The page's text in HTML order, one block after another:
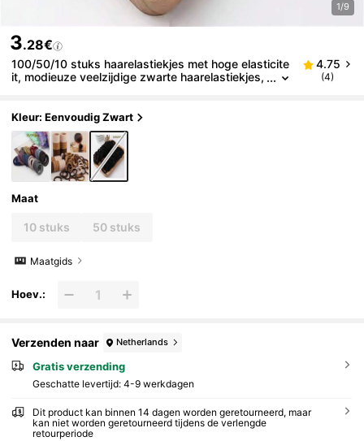
1/9
3.28€
100/50/10 stuks haarelastiekjes met hoge elasticite
it, modieuze veelzijdige zwarte haarelastiekjes,
tyling, haarsieraden, haarsieraden voor dames, spor
t, thuis, kantoor, campus, geschikt voor meerdere s
cenario's
4.75
(4)
Kleur: Eenvoudig Zwart
Maat
10 stuks 50 stuks
Maatgids
Hoev.:
Verzenden naar Netherlands
Gratis verzending
Geschatte levertijd: 4-9 werkdagen
Dit product kan binnen 14 dagen worden geretourneerd, maar
kan niet worden geretourneerd tijdens de verlengde
retourperiode